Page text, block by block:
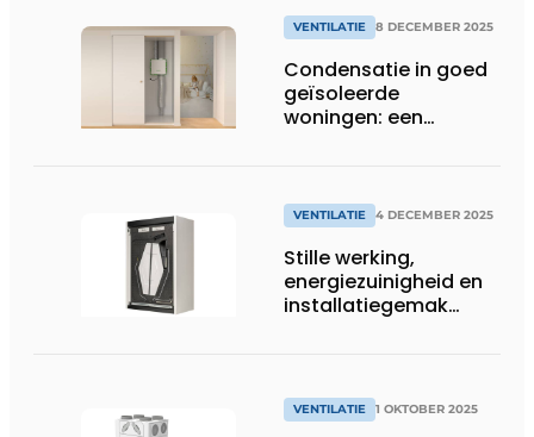
VENTILATIE 8 DECEMBER 2025
Condensatie in goed
geïsoleerde
woningen: een
VENTILATIE 4 DECEMBER 2025
Stille werking,
energiezuinigheid en
installatiegemak
VENTILATIE 1 OKTOBER 2025